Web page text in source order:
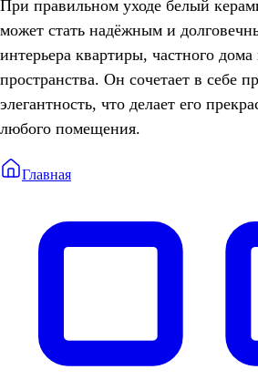
При правильном уходе белый
может стать надёжным и
интерьера квартиры, частного
пространства. Он сочетает в себе
элегантность, что делает его
любого помещения.
Главная